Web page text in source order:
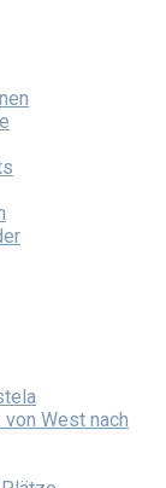
von West nach